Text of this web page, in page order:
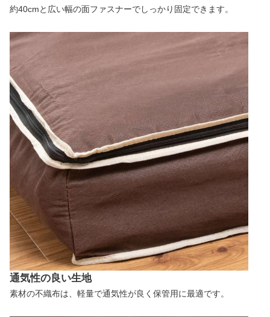
約40cmと広い幅の面ファスナーでしっかり固定できます。
通気性の良い生地
素材の不織布は、軽量で通気性が良く保管用に最適です。